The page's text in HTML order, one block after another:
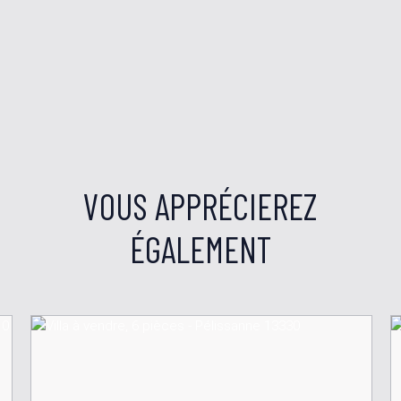
VOUS APPRÉCIEREZ
ÉGALEMENT